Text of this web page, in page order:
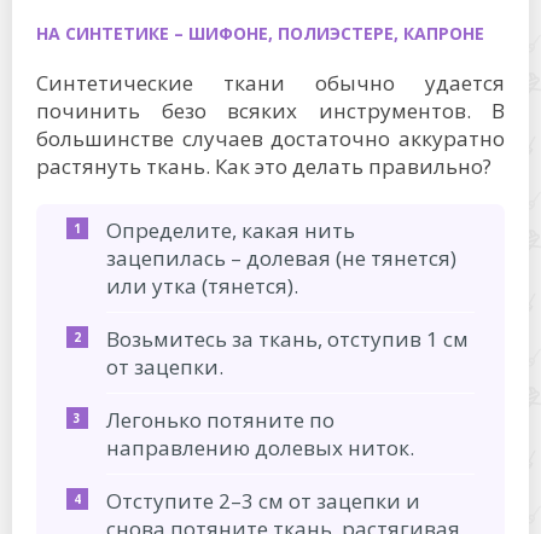
НА СИНТЕТИКЕ – ШИФОНЕ, ПОЛИЭСТЕРЕ, КАПРОНЕ
Синтетические ткани обычно удается
починить безо всяких инструментов. В
большинстве случаев достаточно аккуратно
растянуть ткань. Как это делать правильно?
Определите, какая нить
зацепилась – долевая (не тянется)
или утка (тянется).
Возьмитесь за ткань, отступив 1 см
от зацепки.
Легонько потяните по
направлению долевых ниток.
Отступите 2–3 см от зацепки и